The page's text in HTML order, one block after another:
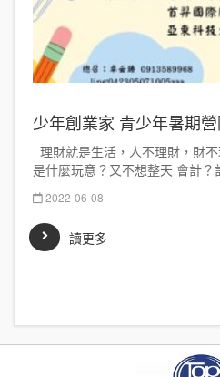
少年創業家 青少年暑期
理財就是生活，人不理財，財
是什麼玩意？又不想整天 會計
2022-06-08
讀更多